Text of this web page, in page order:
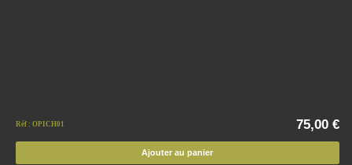
Réf : OPICH01 75,00 €
Ajouter au panier